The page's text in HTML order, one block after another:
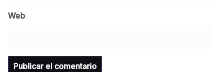
Web
para la Universidad y para el municipio